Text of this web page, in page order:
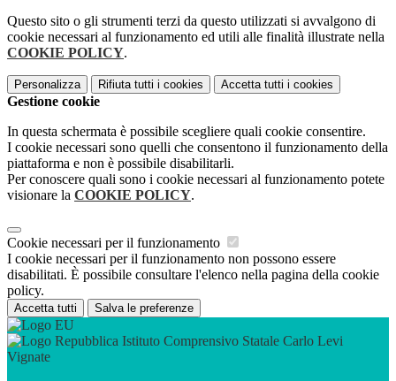
Questo sito o gli strumenti terzi da questo utilizzati si avvalgono di
cookie necessari al funzionamento ed utili alle finalità illustrate nella
COOKIE POLICY.
Personalizza Rifiuta tutti i cookies Accetta tutti i cookies
Gestione cookie
In questa schermata è possibile scegliere quali cookie consentire.
I cookie necessari sono quelli che consentono il funzionamento della
piattaforma e non è possibile disabilitarli.
Per conoscere quali sono i cookie necessari al funzionamento potete
visionare la COOKIE POLICY.
Cookie necessari per il funzionamento
I cookie necessari per il funzionamento non possono essere
disabilitati. È possibile consultare l'elenco nella pagina della cookie
policy.
Accetta tutti Salva le preferenze
Istituto Comprensivo Statale Carlo Levi
Vignate